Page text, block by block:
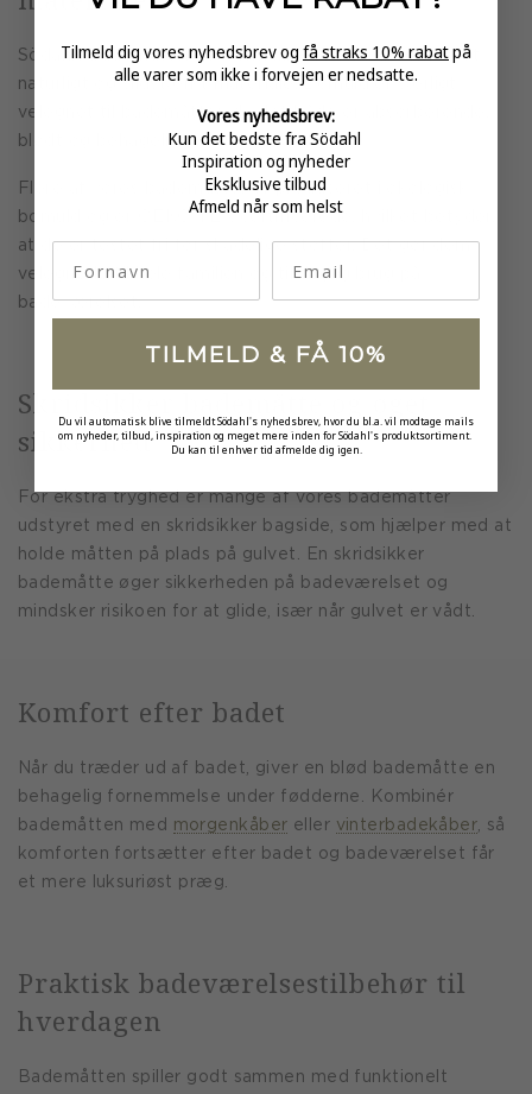
Södahls bademåtter er fremstillet i bomuld, som er et
naturligt og slidstærkt materiale. Bomuld er særligt
velegnet til bademåtter, da det både er absorberende,
blødt og behageligt at træde på.
Flere af vores bademåtter er produceret i økologisk
bomuld og er OEKO TEX certificerede, hvilket betyder,
at de er testet fri for skadelige stoffer. Det gør dem
velegnede til hele familien og til daglig brug på
badeværelset.
Skridsikker bademåtte og øget
sikkerhed
For ekstra tryghed er mange af vores bademåtter
udstyret med en skridsikker bagside, som hjælper med at
holde måtten på plads på gulvet. En skridsikker
bademåtte øger sikkerheden på badeværelset og
mindsker risikoen for at glide, især når gulvet er vådt.
Komfort efter badet
Når du træder ud af badet, giver en blød bademåtte en
behagelig fornemmelse under fødderne. Kombinér
bademåtten med
morgenkåber eller vinterbadekåber , så
komforten fortsætter efter badet og badeværelset får
et mere luksuriøst præg.
Praktisk badeværelsestilbehør til
hverdagen
Bademåtten spiller godt sammen med funktionelt
Tilmeld dig vores nyhedsbrev og få straks 10% rabatpå
alle varer som ikke i forvejen er nedsatte.
Vores nyhedsbrev:
Kun det bedste fra Södahl
Inspiration og nyheder
Eksklusive tilbud
Afmeld når som helst
TILMELD & FÅ 10%
Du vil automatisk blive tilmeldt Södahl's nyhedsbrev, hvor du bl.a. vil modtage mails
om nyheder, tilbud, inspiration og meget mere inden for Södahl's produktsortiment.
Du kan til enhver tid afmelde dig igen.